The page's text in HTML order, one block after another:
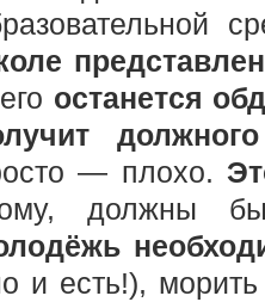
останется
— плохо.
должны
и есть!),